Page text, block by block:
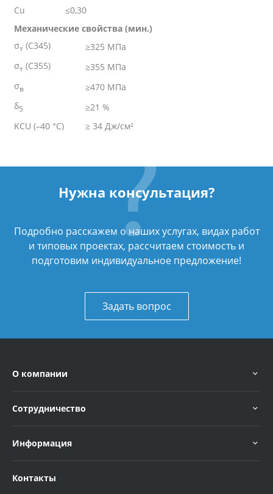
Cu
≤0,30
Механические свойства (мин.)
σт (С345)
≥325 МПа
σт (С355)
≥355 МПа
σв
≥470 МПа
δ5
≥21 %
KCU (–40 °C)
≥ 34 Дж/см²
Нужна консультация?
Подробно расскажем о наших услугах, видах работ
и типовых проектах, рассчитаем стоимость и
подготовим индивидуальное предложение!
Задать вопрос
О компании
Сотрудничество
Информация
Контакты